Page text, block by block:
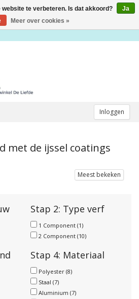
Inloggen
met de ijssel coatings
Meest bekeken
Stap 2: Type verf
1 Component (1)
2 Component (10)
Stap 4: Materiaal
Polyester (8)
Staal (7)
Aluminium (7)
te verbeteren. Is dat akkoord?
Ja
Meer over cookies »